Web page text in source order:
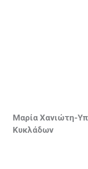
Μαρία Χανιώτη-
Κυκλάδων